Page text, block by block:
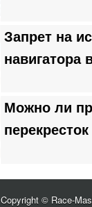
Запрет на
навигатора
Можно ли
Copyright © Race-